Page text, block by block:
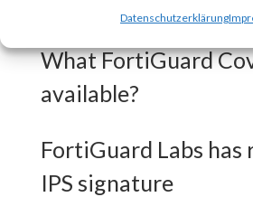
Datenschutzerklärung
What FortiGuard
available?
FortiGuard Labs has
IPS signature